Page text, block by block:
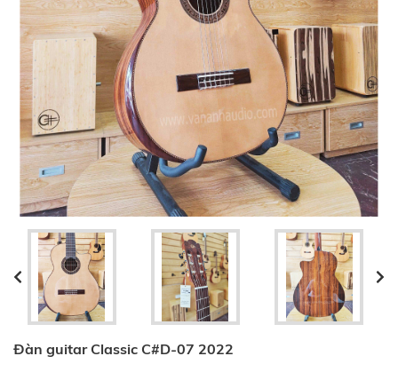
Đàn guitar Classic C#D-07 2022